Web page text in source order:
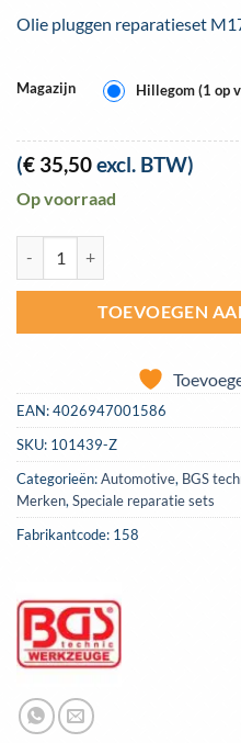
Olie pluggen reparatieset
Magazijn Hillegom (1 op
(€ 35,50excl. BTW)
Op voorraad
TOEVOEGEN
EAN:4026947001586
SKU: 101439-Z
Categorieën:Automotive, BGS
Merken, Speciale reparatie sets
Fabrikantcode: 158